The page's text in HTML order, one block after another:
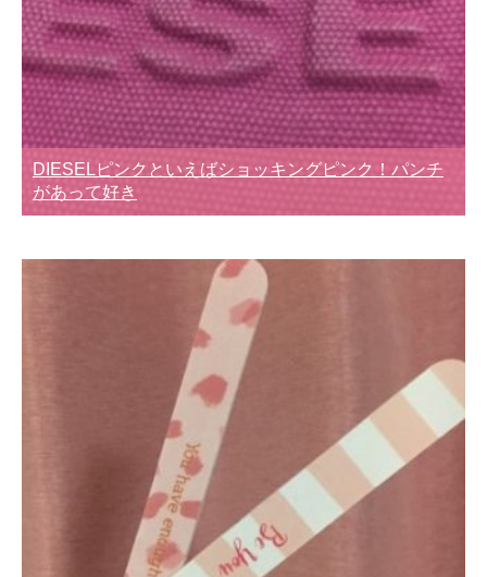
DIESELピンクといえばショッキングピンク！パンチ
があって好き